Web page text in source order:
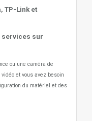
TP-Link et
services sur
ou une caméra de
et vous avez besoin
du matériel et des